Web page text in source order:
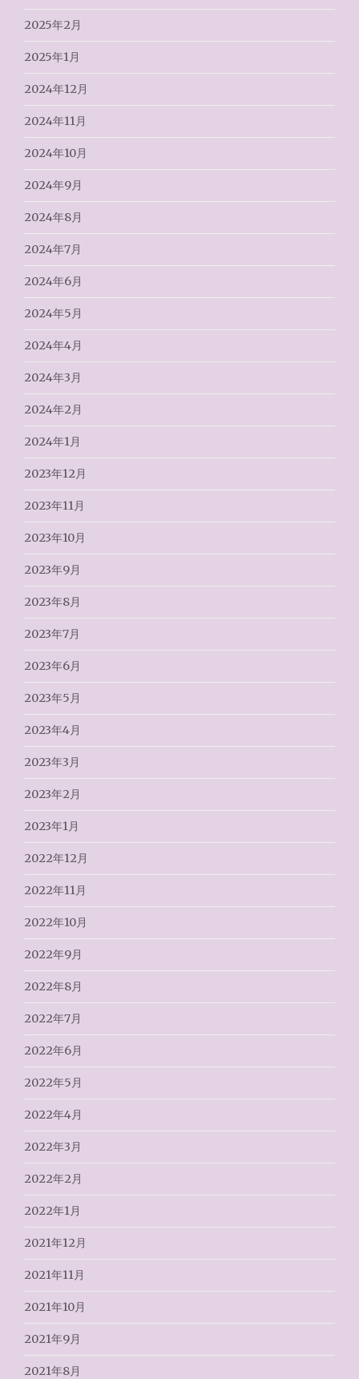
2025年2月
2025年1月
2024年12月
2024年11月
2024年10月
2024年9月
2024年8月
2024年7月
2024年6月
2024年5月
2024年4月
2024年3月
2024年2月
2024年1月
2023年12月
2023年11月
2023年10月
2023年9月
2023年8月
2023年7月
2023年6月
2023年5月
2023年4月
2023年3月
2023年2月
2023年1月
2022年12月
2022年11月
2022年10月
2022年9月
2022年8月
2022年7月
2022年6月
2022年5月
2022年4月
2022年3月
2022年2月
2022年1月
2021年12月
2021年11月
2021年10月
2021年9月
2021年8月